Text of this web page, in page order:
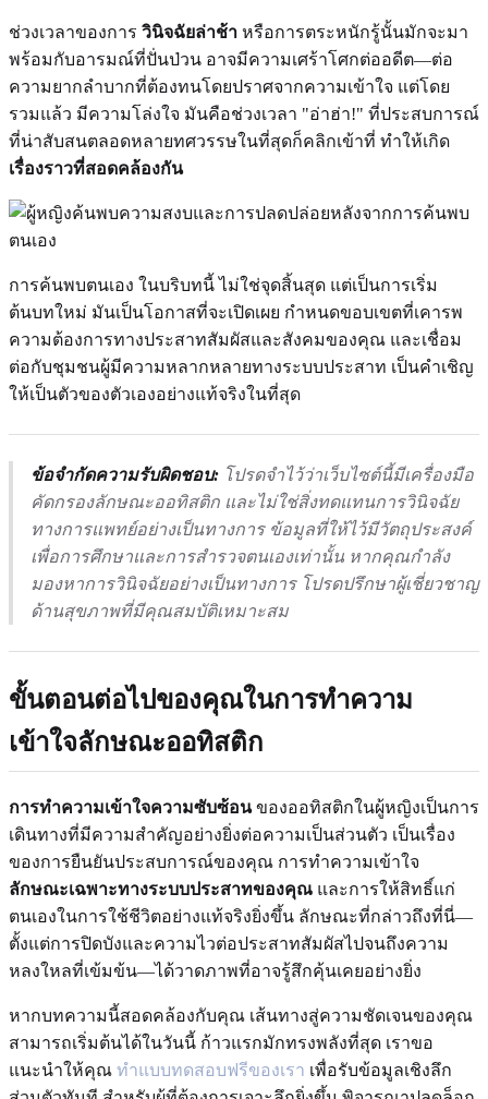
ช่วงเวลาของการ วินิจฉัยล่าช้า หรือการตระหนักรู้นั้นมักจะมา
พร้อมกับอารมณ์ที่ปั่นป่วน อาจมีความเศร้าโศกต่ออดีต—ต่อ
ความยากลำบากที่ต้องทนโดยปราศจากความเข้าใจ แต่โดย
รวมแล้ว มีความโล่งใจ มันคือช่วงเวลา "อ่าฮ่า!" ที่ประสบการณ์
ที่น่าสับสนตลอดหลายทศวรรษในที่สุดก็คลิกเข้าที่ ทำให้เกิด
เรื่องราวที่สอดคล้องกัน
การค้นพบตนเอง ในบริบทนี้ ไม่ใช่จุดสิ้นสุด แต่เป็นการเริ่ม
ต้นบทใหม่ มันเป็นโอกาสที่จะเปิดเผย กำหนดขอบเขตที่เคารพ
ความต้องการทางประสาทสัมผัสและสังคมของคุณ และเชื่อม
ต่อกับชุมชนผู้มีความหลากหลายทางระบบประสาท เป็นคำเชิญ
ให้เป็นตัวของตัวเองอย่างแท้จริงในที่สุด
ข้อจำกัดความรับผิดชอบ: โปรดจำไว้ว่าเว็บไซต์นี้มีเครื่องมือ
คัดกรองลักษณะออทิสติก และไม่ใช่สิ่งทดแทนการวินิจฉัย
ทางการแพทย์อย่างเป็นทางการ ข้อมูลที่ให้ไว้มีวัตถุประสงค์
เพื่อการศึกษาและการสำรวจตนเองเท่านั้น หากคุณกำลัง
มองหาการวินิจฉัยอย่างเป็นทางการ โปรดปรึกษาผู้เชี่ยวชาญ
ด้านสุขภาพที่มีคุณสมบัติเหมาะสม
ขั้นตอนต่อไปของคุณในการทำความ
เข้าใจลักษณะออทิสติก
การทำความเข้าใจความซับซ้อนของออทิสติกในผู้หญิงเป็นการ
เดินทางที่มีความสำคัญอย่างยิ่งต่อความเป็นส่วนตัว เป็นเรื่อง
ของการยืนยันประสบการณ์ของคุณ การทำความเข้าใจ
ลักษณะเฉพาะทางระบบประสาทของคุณ และการให้สิทธิ์แก่
ตนเองในการใช้ชีวิตอย่างแท้จริงยิ่งขึ้น ลักษณะที่กล่าวถึงที่นี่—
ตั้งแต่การปิดบังและความไวต่อประสาทสัมผัสไปจนถึงความ
หลงใหลที่เข้มข้น—ได้วาดภาพที่อาจรู้สึกคุ้นเคยอย่างยิ่ง
หากบทความนี้สอดคล้องกับคุณ เส้นทางสู่ความชัดเจนของคุณ
สามารถเริ่มต้นได้ในวันนี้ ก้าวแรกมักทรงพลังที่สุด เราขอ
แนะนำให้คุณ ทำแบบทดสอบฟรีของเรา เพื่อรับข้อมูลเชิงลึก